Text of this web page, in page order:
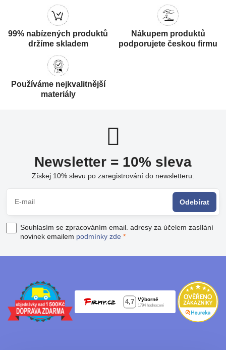
99% nabízených produktů
držíme skladem
Nákupem produktů
podporujete českou firmu
Používáme nejkvalitnější
materiály
Newsletter = 10% sleva
Získej 10% slevu po zaregistrování do newsletteru:
Odebírat
Souhlasím se zpracováním email. adresy za účelem zasílání
novinek emailem podmínky zde *